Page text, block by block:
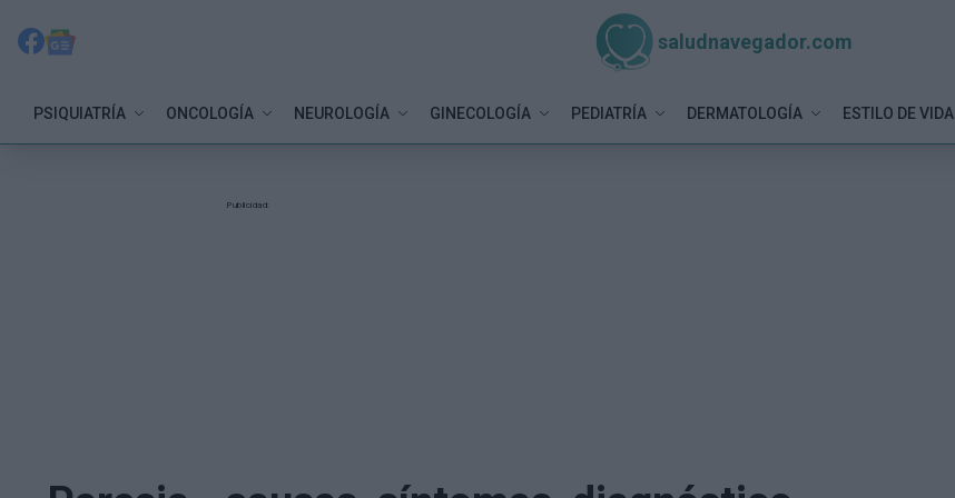
saludnavegador.com
PSIQUIATRÍA ONCOLOGÍA NEUROLOGÍA GINECOLOGÍA PEDIATRÍA DERMATOLOGÍA ESTILO DE VIDA
Publicidad: